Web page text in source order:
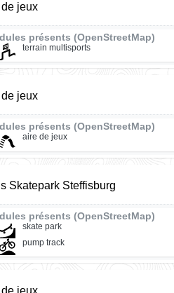
jeux
présents (OpenStreetMap)
terrain multisports
jeux
présents (OpenStreetMap)
aire de jeux
Skatepark Steffisburg
présents (OpenStreetMap)
skate park
pump track